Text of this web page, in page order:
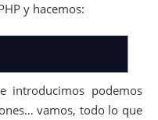
y hacemos:
introducimos podemos
vamos, todo lo que